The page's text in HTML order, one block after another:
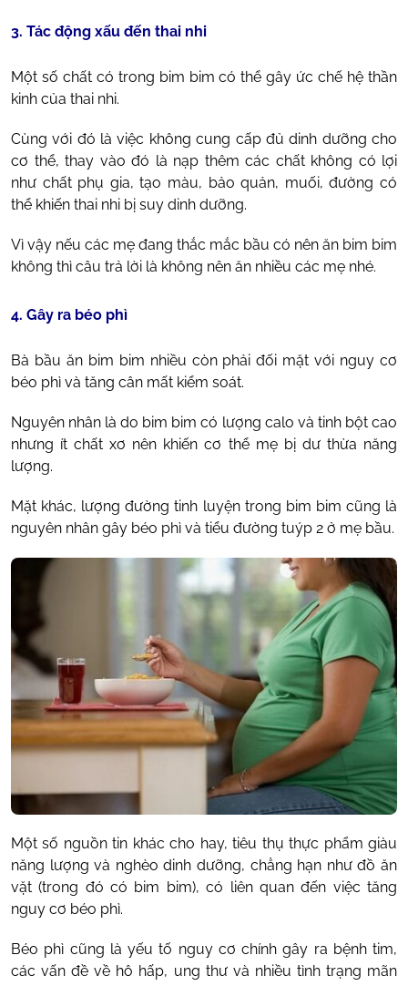
3. Tác động xấu đến thai nhi
Một số chất có trong bim bim có thể gây ức chế hệ thần
kinh của thai nhi.
Cùng với đó là việc không cung cấp đủ dinh dưỡng cho
cơ thể, thay vào đó là nạp thêm các chất không có lợi
như chất phụ gia, tạo màu, bảo quản, muối, đường có
thể khiến thai nhi bị suy dinh dưỡng.
Vì vậy nếu các mẹ đang thắc mắc bầu có nên ăn bim bim
không thì câu trả lời là không nên ăn nhiều các mẹ nhé.
4. Gây ra béo phì
Bà bầu ăn bim bim nhiều còn phải đối mặt với nguy cơ
béo phì và tăng cân mất kiểm soát.
Nguyên nhân là do bim bim có lượng calo và tinh bột cao
nhưng ít chất xơ nên khiến cơ thể mẹ bị dư thừa năng
lượng.
Mặt khác, lượng đường tinh luyện trong bim bim cũng là
nguyên nhân gây béo phì và tiểu đường tuýp 2 ở mẹ bầu.
Một số nguồn tin khác cho hay, tiêu thụ thực phẩm giàu
năng lượng và nghèo dinh dưỡng, chẳng hạn như đồ ăn
vặt (trong đó có bim bim), có liên quan đến việc tăng
nguy cơ béo phì.
Béo phì cũng là yếu tố nguy cơ chính gây ra bệnh tim,
các vấn đề về hô hấp, ung thư và nhiều tình trạng mãn